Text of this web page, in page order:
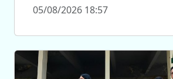
05/08/2026 18:57